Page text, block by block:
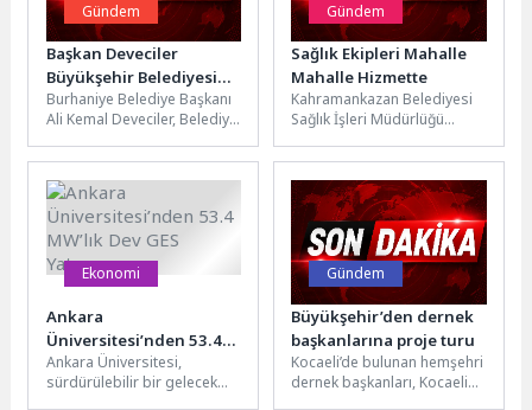
Gündem
Başkan Deveciler
Büyükşehir Belediyesi
tarafından başlatılan
Pelitköy Sahil Yolu
çalışmalarını yerinde
Burhaniye Belediye Başkanı
Ali Kemal Deveciler, Belediye
Demir, Belediye Meclis
Başkan Vekili...
Gündem
Sağlık Ekipleri Mahalle
Mahalle Hizmette
Kahramankazan Belediyesi
Sağlık İşleri Müdürlüğü
hizmetleri kapsamında ilçe
genelindeki hasta, yaşlı ve...
Ekonomi
Ankara
Üniversitesi’nden 53.4
MW’lık Dev GES Yatırımı
Ankara Üniversitesi,
sürdürülebilir bir gelecek
Gündem
Büyükşehir’den dernek
başkanlarına proje turu
Kocaeli’de bulunan hemşehri
dernek başkanları, Kocaeli